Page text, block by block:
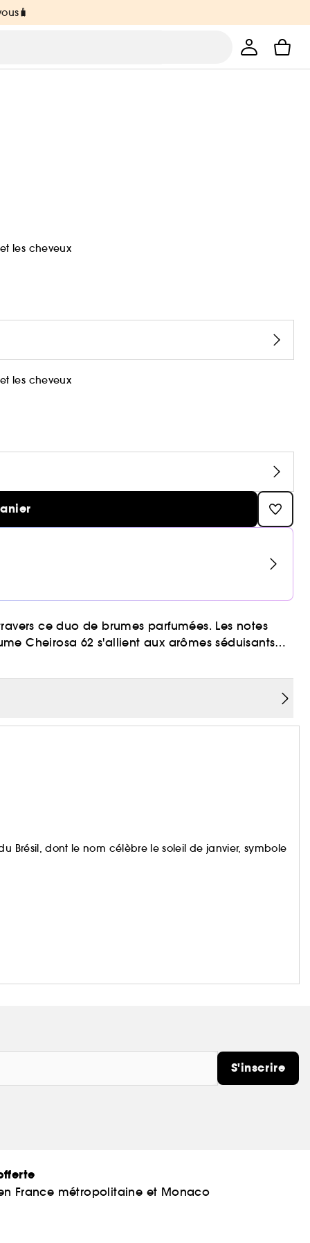
les cheveux
les cheveux
ce duo de brumes parfumées. Les notes
Cheirosa 62 s'allient aux arômes séduisants
pour une expérience de layering optimale.
Brésil, dont le nom célèbre le soleil de janvier, symbole
S'inscrire
France métropolitaine et Monaco